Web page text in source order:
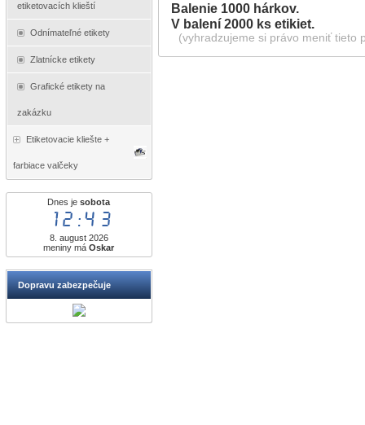
etiketovacích klieští
Odnímateľné etikety
Zlatnícke etikety
Grafické etikety na
zakázku
Etiketovacie kliešte +
farbiace valčeky
Dnes jesobota
12:43
8. august 2026
meniny máOskar
Dopravu zabezpečuje
Balenie 1000 hárkov.
V balení 2000 ks etikiet.
(vyhradzujeme si právo meniť tieto